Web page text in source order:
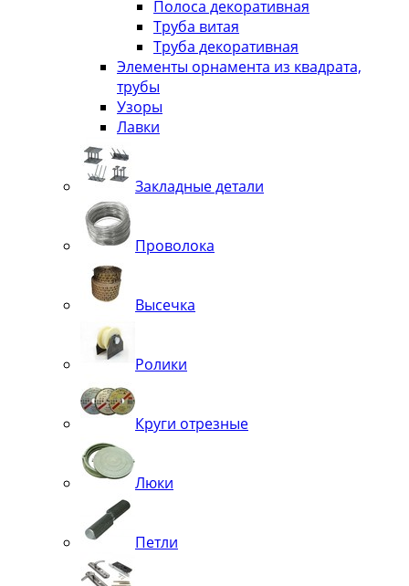
Полоса декоративная
Труба витая
Труба декоративная
Элементы орнамента из квадрата,
трубы
Узоры
Лавки
Закладные детали
Проволока
Высечка
Ролики
Круги отрезные
Люки
Петли